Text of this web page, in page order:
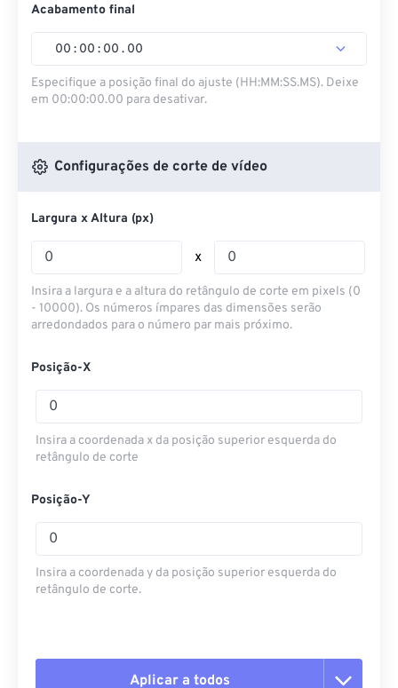
Acabamento final
00 : 00 : 00 . 00
Especifique a posição final do ajuste (HH:MM:SS.MS). Deixe
em 00:00:00.00 para desativar.
Configurações de corte de vídeo
Largura x Altura (px)
x
Insira a largura e a altura do retângulo de corte em pixels (0
- 10000). Os números ímpares das dimensões serão
arredondados para o número par mais próximo.
Posição-X
Insira a coordenada x da posição superior esquerda do
retângulo de corte
Posição-Y
Insira a coordenada y da posição superior esquerda do
retângulo de corte.
Aplicar a todos